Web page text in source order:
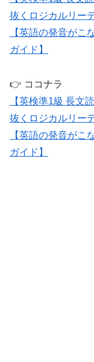
抜くロジカルリー
【英語の発音がこ
ガイド】
👉 ココナラ
【英検準1級 長文
抜くロジカルリー
【英語の発音がこ
ガイド】